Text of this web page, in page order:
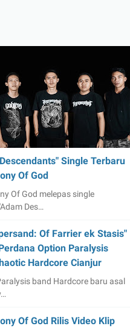
Single Terbaru
Of God
Of God melepas single
Des…
Of Farrier ek Stasis"
Option Paralysis
Hardcore Cianjur
band Hardcore baru asal
Of God Rilis Video Klip